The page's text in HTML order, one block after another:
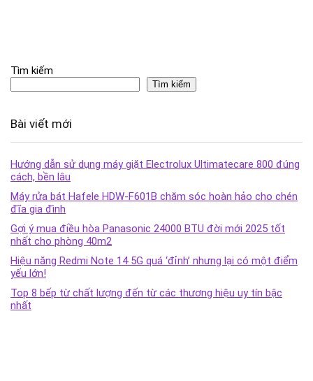
Tìm kiếm
Tìm kiếm
Bài viết mới
Hướng dẫn sử dụng máy giặt Electrolux Ultimatecare 800 đúng
cách, bền lâu
Máy rửa bát Hafele HDW-F601B chăm sóc hoàn hảo cho chén
đĩa gia đình
Gợi ý mua điều hòa Panasonic 24000 BTU đời mới 2025 tốt
nhất cho phòng 40m2
Hiệu năng Redmi Note 14 5G quá ‘đỉnh’ nhưng lại có một điểm
yếu lớn!
Top 8 bếp từ chất lượng đến từ các thương hiệu uy tín bậc
nhất